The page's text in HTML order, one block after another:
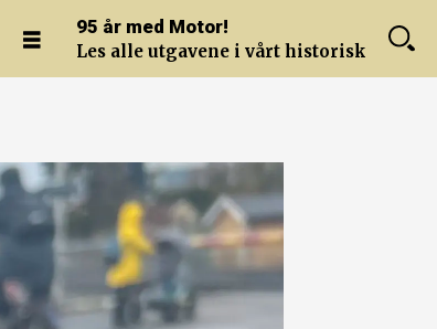
95 år med Motor!
Les alle utgavene i vårt historiske arkiv.